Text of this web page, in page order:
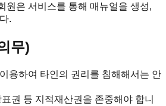
원은 서비스를 통해 매뉴얼을 생성,
.
무)
용하여 타인의 권리를 침해해서는 안
권 등 지적재산권을 존중해야 합니